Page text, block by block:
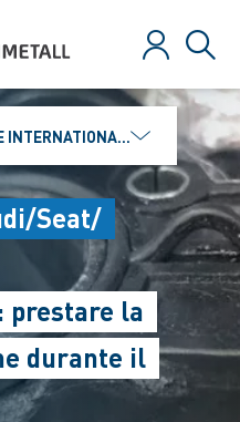
Login
INTERNATIONAL GMBH
Seat/
prestare la
durante il